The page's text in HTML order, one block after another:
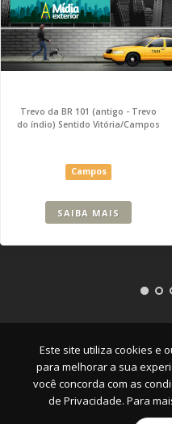
Este site utiliza cookies e
para melhorar a sua
você concorda com as
de Privacidade. Para
Trevo da BR 101 (antigo - Trevo
do índio) Sentido Vitória/Campos
Campos
SAIBA MAIS
Empresa|